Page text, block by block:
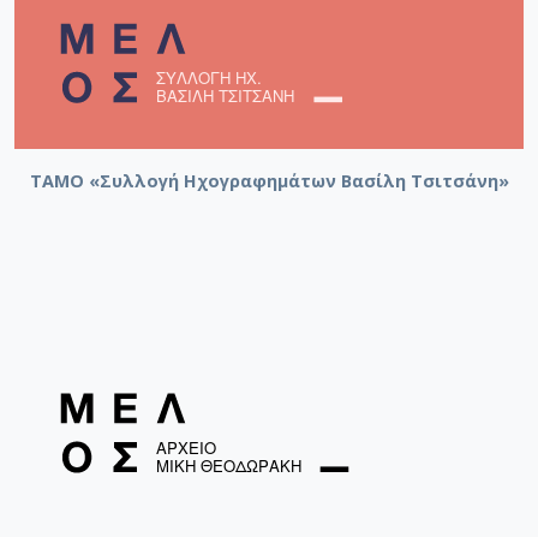
ΤΑΜΟ «Συλλογή Ηχογραφημάτων Βασίλη Τσιτσάνη»